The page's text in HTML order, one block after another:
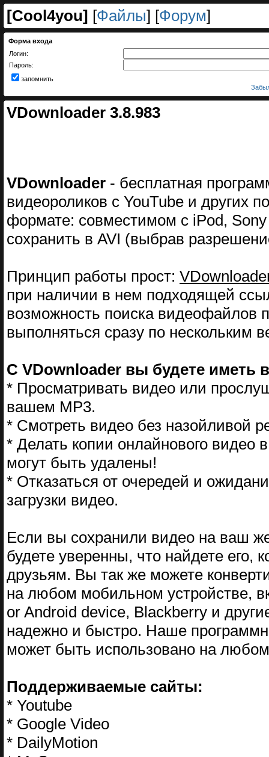
[Cool4you] [Файлы] [Форум]
Форма входа
Логин:
Пароль:
запомнить
VDownloader 3.8.983
VDownloader - бесплатная
видеороликов с YouTube и других
формате: совместимом с iPod,
сохранить в AVI (выбрав
Принцип работы прост:
при наличии в нем подходящей
возможность поиска видеофайлов
выполняться сразу по
С VDownloader вы будете иметь
* Просматривать видео или
вашем MP3.
* Смотреть видео без назойливой
* Делать копии онлайнового
могут быть удалены!
* Отказаться от очередей и
загрузки видео.
Если вы сохранили видео на ваш
будете уверенны, что найдете его,
друзьям. Вы так же можете
на любом мобильном устройстве,
or Android device, Blackberry и
надежно и быстро. Наше
может быть использовано на
Поддерживаемые сайты:
* Youtube
* Google Video
* DailyMotion